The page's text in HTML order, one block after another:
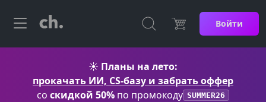
Войти
☀️ Планы на лето:
прокачать ИИ, CS-базу и забрать оффер
со скидкой 50% по промокоду SUMMER26